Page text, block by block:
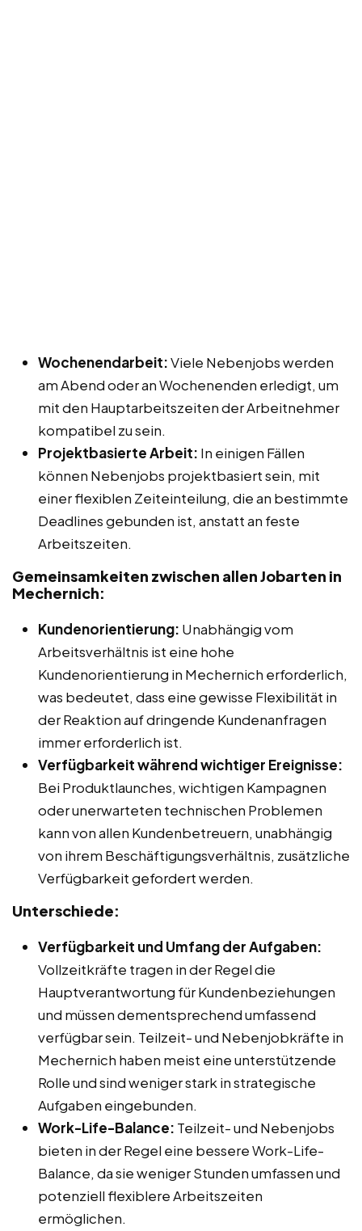
Wochenendarbeit:Viele Nebenjobs werden
am Abend oder an Wochenenden erledigt, um
mit den Hauptarbeitszeiten der Arbeitnehmer
kompatibel zu sein.
Projektbasierte Arbeit: In einigen Fällen
können Nebenjobs projektbasiert sein, mit
einer flexiblen Zeiteinteilung, die an bestimmte
Deadlines gebunden ist, anstatt an feste
Arbeitszeiten.
Gemeinsamkeiten zwischen allen Jobarten in
Mechernich:
Kundenorientierung: Unabhängig vom
Arbeitsverhältnis ist eine hohe
Kundenorientierung in Mechernich erforderlich,
was bedeutet, dass eine gewisse Flexibilität in
der Reaktion auf dringende Kundenanfragen
immer erforderlich ist.
Verfügbarkeit während wichtiger Ereignisse:
Bei Produktlaunches, wichtigen Kampagnen
oder unerwarteten technischen Problemen
kann von allen Kundenbetreuern, unabhängig
von ihrem Beschäftigungsverhältnis, zusätzliche
Verfügbarkeit gefordert werden.
Unterschiede:
Verfügbarkeit und Umfang der Aufgaben:
Vollzeitkräfte tragen in der Regel die
Hauptverantwortung für Kundenbeziehungen
und müssen dementsprechend umfassend
verfügbar sein. Teilzeit- und Nebenjobkräfte in
Mechernich haben meist eine unterstützende
Rolle und sind weniger stark in strategische
Aufgaben eingebunden.
Work-Life-Balance: Teilzeit- und Nebenjobs
bieten in der Regel eine bessere Work-Life-
Balance, da sie weniger Stunden umfassen und
potenziell flexiblere Arbeitszeiten
ermöglichen.